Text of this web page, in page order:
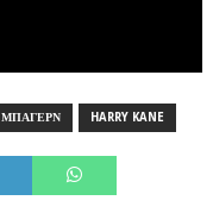
ΜΠΑΓΕΡΝ HARRY KANE